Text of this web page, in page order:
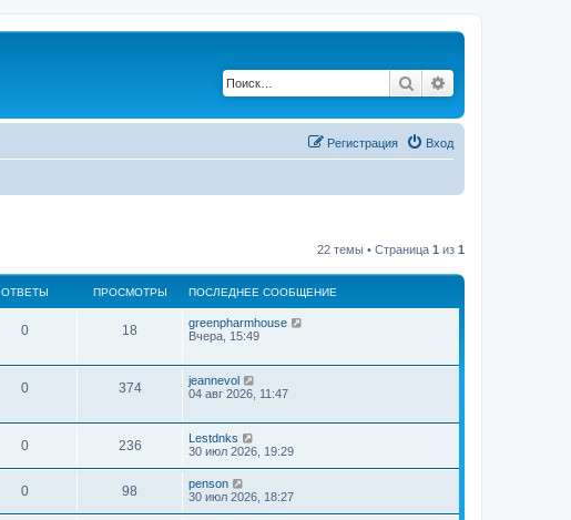
Поиск
Вход
Регистрация
22 темы • Страница 1 из 1
ОТВЕТЫ ПРОСМОТРЫ ПОСЛЕДНЕЕ СООБЩЕНИЕ
0 18
greenpharmhouse
Вчера, 15:49
0 374
jeannevol
04 авг 2026, 11:47
0 236
Lestdnks
30 июл 2026, 19:29
0 98
penson
30 июл 2026, 18:27